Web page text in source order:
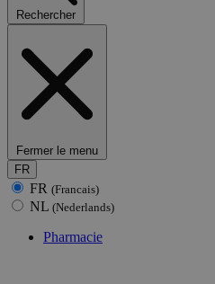
Rechercher
Fermer le menu
FR
FR (Francais)
NL (Nederlands)
Pharmacie